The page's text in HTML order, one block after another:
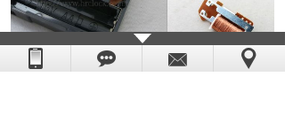
如果你对以上 挂钟机芯
感兴趣或有疑问的朋友，